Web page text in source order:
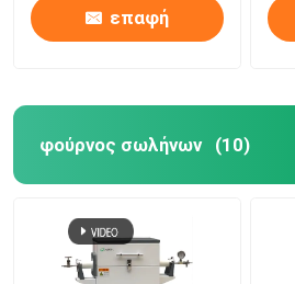
επαφή
φούρνος σωλήνων (10)